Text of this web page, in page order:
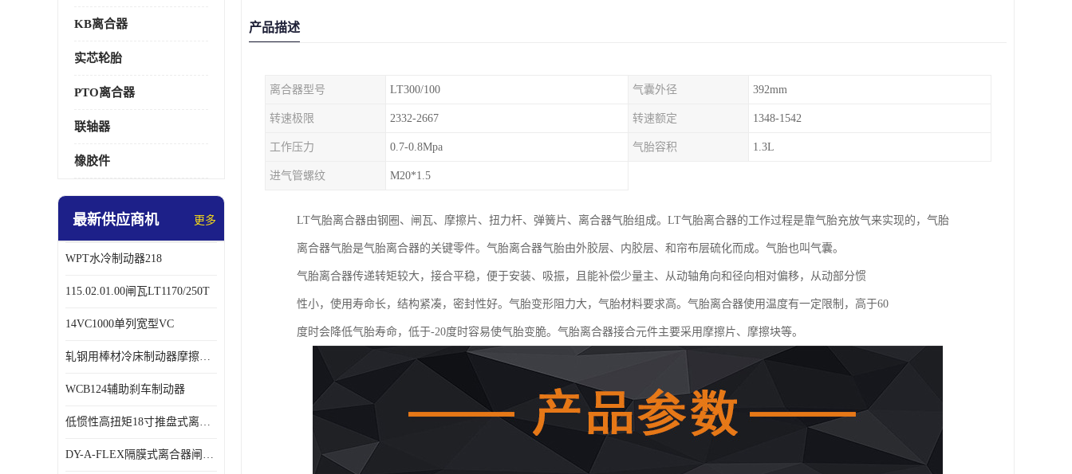
KB离合器
实芯轮胎
PTO离合器
联轴器
橡胶件
最新供应商机 更多
WPT水冷制动器218
115.02.01.00闸瓦LT1170/250T
14VC1000单列宽型VC
轧钢用棒材冷床制动器摩擦片218
WCB124辅助刹车制动器
低惯性高扭矩18寸推盘式离合器中心盘齿盘W18-11-101
DY-A-FLEX隔膜式离合器闸瓦总成7015125A
产品描述
离合器型号 LT300/100 气囊外径 392mm
转速极限 2332-2667 转速额定 1348-1542
工作压力 0.7-0.8Mpa 气胎容积 1.3L
进气管螺纹 M20*1.5
LT气胎离合器由钢圈、闸瓦、摩擦片、扭力杆、弹簧片、离合器气胎组成。LT气胎离合器的工作过程是靠气胎充放气来实现的，气胎
离合器气胎是气胎离合器的关键零件。气胎离合器气胎由外胶层、内胶层、和帘布层硫化而成。气胎也叫气囊。
气胎离合器传递转矩较大，接合平稳，便于安装、吸振，且能补偿少量主、从动轴角向和径向相对偏移，从动部分惯
性小，使用寿命长，结构紧凑，密封性好。气胎变形阻力大，气胎材料要求高。气胎离合器使用温度有一定限制，高于60
度时会降低气胎寿命，低于-20度时容易使气胎变脆。气胎离合器接合元件主要采用摩擦片、摩擦块等。